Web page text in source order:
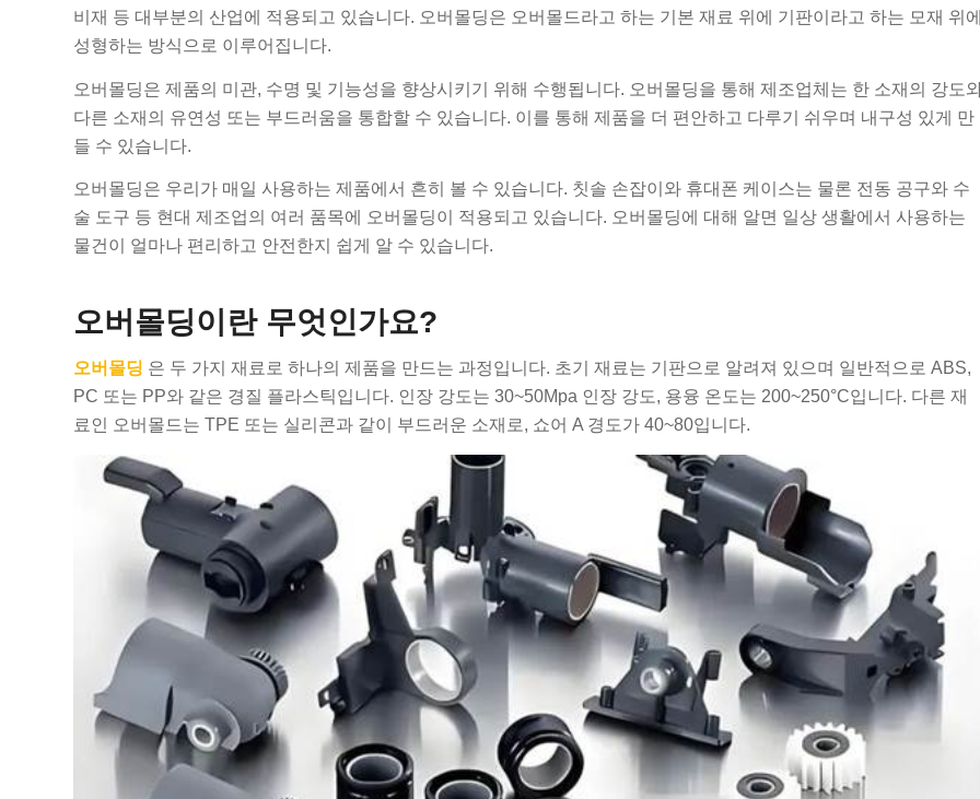
비재 등 대부분의 산업에 적용되고 있습니다. 오버몰딩은 오버몰드라고 하는 기본 재료 위에 기판이라고 하는 모재 위
성형하는 방식으로 이루어집니다.
오버몰딩은 제품의 미관, 수명 및 기능성을 향상시키기 위해 수행됩니다. 오버몰딩을 통해 제조업체는 한 소재의 강도
다른 소재의 유연성 또는 부드러움을 통합할 수 있습니다. 이를 통해 제품을 더 편안하고 다루기 쉬우며 내구성 있게 만
들 수 있습니다.
오버몰딩은 우리가 매일 사용하는 제품에서 흔히 볼 수 있습니다. 칫솔 손잡이와 휴대폰 케이스는 물론 전동 공구와 수
술 도구 등 현대 제조업의 여러 품목에 오버몰딩이 적용되고 있습니다. 오버몰딩에 대해 알면 일상 생활에서 사용하는
물건이 얼마나 편리하고 안전한지 쉽게 알 수 있습니다.
오버몰딩이란 무엇인가요?
오버몰딩 은 두 가지 재료로 하나의 제품을 만드는 과정입니다. 초기 재료는 기판으로 알려져 있으며 일반적으로 ABS,
PC 또는 PP와 같은 경질 플라스틱입니다. 인장 강도는 30~50Mpa 인장 강도, 용융 온도는 200~250°C입니다. 다른 재
료인 오버몰드는 TPE 또는 실리콘과 같이 부드러운 소재로, 쇼어 A 경도가 40~80입니다.